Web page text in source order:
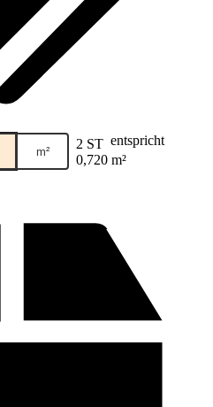
m² 2 ST entspricht
0,720 m²